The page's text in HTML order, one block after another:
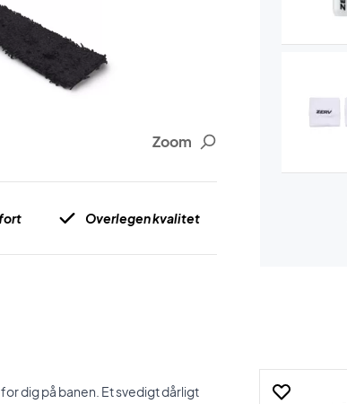
Zoom
Overlegen kvalitet
dig på banen. Et svedigt dårligt